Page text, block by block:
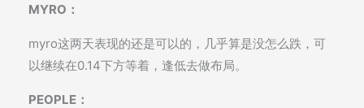
MYRO：
myro这两天表现的还是可以的，几乎算是没怎么跌，可
以继续在0.14下方等着，逢低去做布局。
PEOPLE：